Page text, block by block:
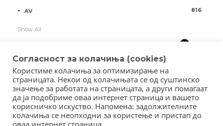
AV 816
Show All
Согласност за колачиња (cookies)
Користиме колачиња за оптимизирање на
страницата. Некои од колачињата се од суштинско
значење за работата на страницата, а други помагаат
да ја подобриме оваа интернет страница и вашето
корисничко искуство. Напомена: задолжителните
колачиња се неопходни за користење и пристап до
оваа интернет страница.